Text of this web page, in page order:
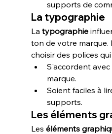
supports de
La typographie
La typographie
ton de votre
choisir des polices qui
S'accordent
marque.
Soient faciles à
supports.
Les éléments
Les éléments